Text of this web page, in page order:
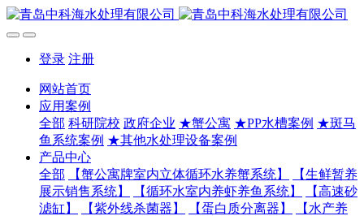
登录 注册
网站首页
应用案例
全部 科研院校 政府企业 ★蟹公寓 ★PP水槽案例 ★斑马
鱼系统案例 ★其他水处理设备案例
产品中心
全部
【蟹公寓牌室内立体循环水养蟹系统】
【生鲜暂养
展示销售系统】
【循环水室内养虾养鱼系统】
【高速砂
滤缸】
【紫外线杀菌器】 【蛋白质分离器】
【水产养